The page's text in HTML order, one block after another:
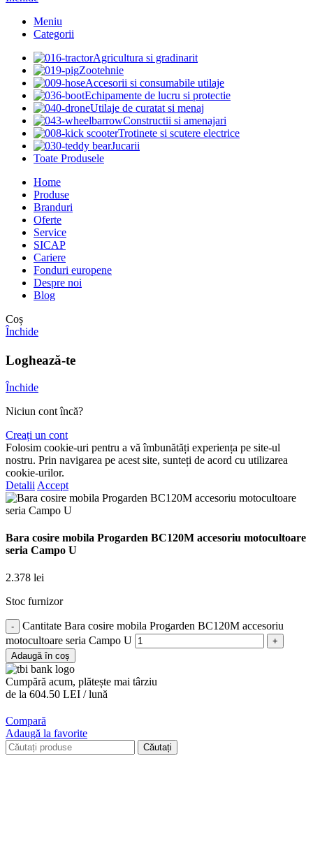
Meniu
Categorii
Agricultura si gradinarit
Zootehnie
Accesorii si consumabile utilaje
Echipamente de lucru si protectie
Utilaje de curatat si menaj
Constructii si amenajari
Trotinete si scutere electrice
Jucarii
Toate Produsele
Home
Produse
Branduri
Oferte
Service
SICAP
Cariere
Fonduri europene
Despre noi
Blog
Coș
Închide
Loghează-te
Închide
Niciun cont încă?
Creați un cont
Folosim cookie-uri pentru a vă îmbunătăți experiența pe site-ul
nostru. Prin navigarea pe acest site, sunteți de acord cu utilizarea
cookie-urilor.
Detalii Accept
Bara cosire mobila Progarden BC120M accesoriu motocultoare
seria Campo U
2.378 lei
Stoc furnizor
Cantitate Bara cosire mobila Progarden BC120M accesoriu
motocultoare seria Campo U
Adaugă în coș
Cumpără acum, plătește mai târziu
de la 604.50 LEI / lună
Compară
Adaugă la favorite
Căutați